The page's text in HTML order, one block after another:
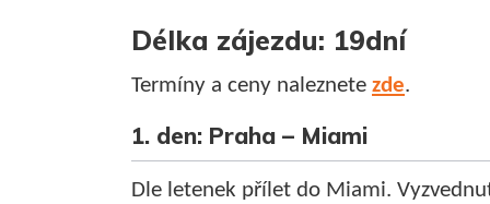
Délka zájezdu: 19dní
Termíny a ceny naleznete zde.
1. den: Praha – Miami
Dle letenek přílet do Miami.